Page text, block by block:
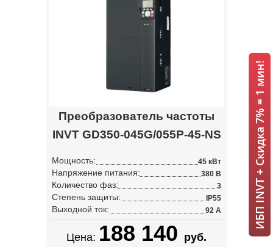
Преобразователь частоты
INVT GD350-045G/055P-45-NS
Мощность: 45 кВт
Напряжение питания: 380 В
Количество фаз: 3
Степень защиты: IP55
Выходной ток: 92 А
Цена: 188 140 руб.
ИБП INVT + Скидка 7% = 1 мин!